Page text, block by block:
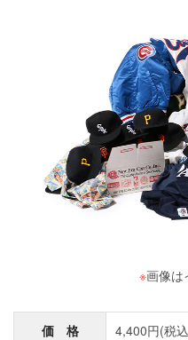
※画像は
価 格 4,400円(税